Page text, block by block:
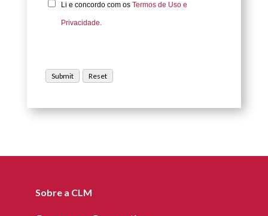
Li e concordo com os Termos de Uso e
Privacidade.
Sobre a CLM